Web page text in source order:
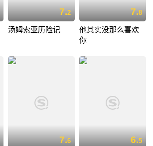
7.2
汤姆索亚历险记
7.8
他其实没那么喜欢
你
7.6 6.5